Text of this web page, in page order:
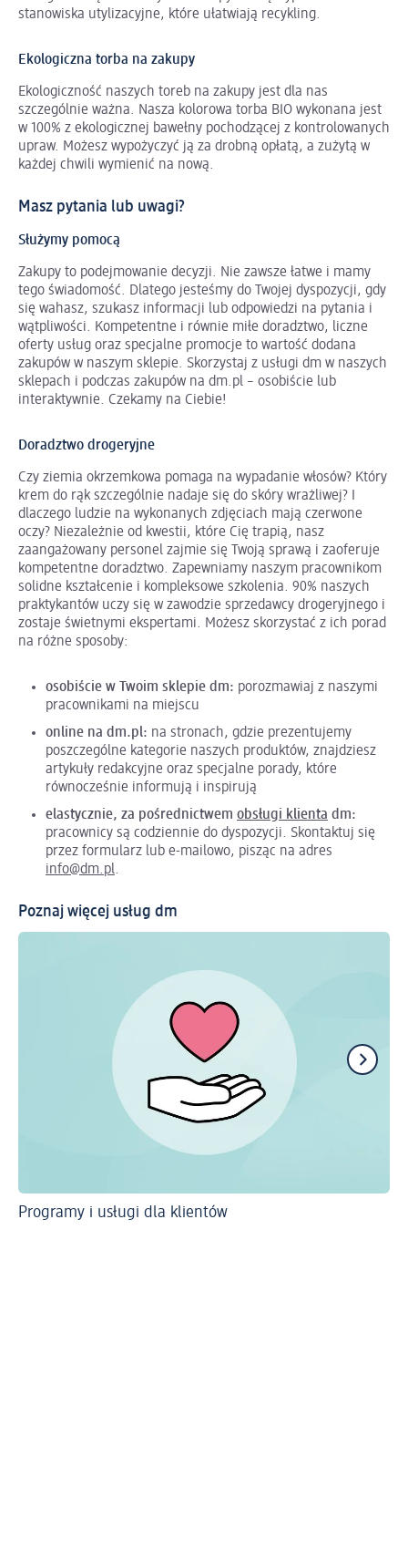
stanowiska utylizacyjne, które ułatwiają recykling.
Ekologiczna torba na zakupy
Ekologiczność naszych toreb na zakupy jest dla nas
szczególnie ważna. Nasza kolorowa torba BIO wykonana jest
w 100% z ekologicznej bawełny pochodzącej z kontrolowanych
upraw. Możesz wypożyczyć ją za drobną opłatą, a zużytą w
każdej chwili wymienić na nową.
Masz pytania lub uwagi?
Służymy pomocą
Zakupy to podejmowanie decyzji. Nie zawsze łatwe i mamy
tego świadomość. Dlatego jesteśmy do Twojej dyspozycji, gdy
się wahasz, szukasz informacji lub odpowiedzi na pytania i
wątpliwości. Kompetentne i równie miłe doradztwo, liczne
oferty usług oraz specjalne promocje to wartość dodana
zakupów w naszym sklepie. Skorzystaj z usługi dm w naszych
sklepach i podczas zakupów na dm.pl – osobiście lub
interaktywnie. Czekamy na Ciebie!
Doradztwo drogeryjne
Czy ziemia okrzemkowa pomaga na wypadanie włosów? Który
krem do rąk szczególnie nadaje się do skóry wrażliwej? I
dlaczego ludzie na wykonanych zdjęciach mają czerwone
oczy? Niezależnie od kwestii, które Cię trapią, nasz
zaangażowany personel zajmie się Twoją sprawą i zaoferuje
kompetentne doradztwo. Zapewniamy naszym pracownikom
solidne kształcenie i kompleksowe szkolenia. 90% naszych
praktykantów uczy się w zawodzie sprzedawcy drogeryjnego i
zostaje świetnymi ekspertami. Możesz skorzystać z ich porad
na różne sposoby:
osobiście w Twoim sklepie dm: porozmawiaj z naszymi
pracownikami na miejscu
online na dm.pl: na stronach, gdzie prezentujemy
poszczególne kategorie naszych produktów, znajdziesz
artykuły redakcyjne oraz specjalne porady, które
równocześnie informują i inspirują
elastycznie, za pośrednictwem obsługi klienta dm:
pracownicy są codziennie do dyspozycji. Skontaktuj się
przez formularz lub e-mailowo, pisząc na adres
info@dm.pl.
Poznaj więcej usług dm
Programy i usługi dla klientów